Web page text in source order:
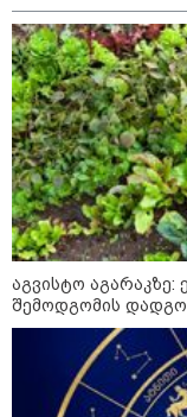
აგვისტო აგარაკზე:
შემოდგომის